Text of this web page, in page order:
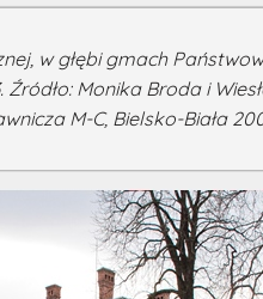
w głębi gmach
Źródło: Monika Broda i
M-C, Bielsko-Biała